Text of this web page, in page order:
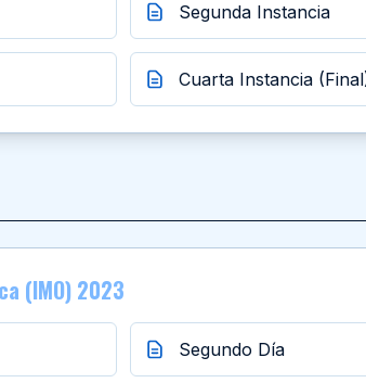
Segunda Instancia
Cuarta Instancia
(IMO) 2023
Segundo Día